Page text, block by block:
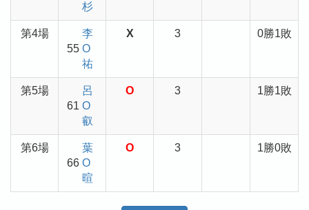
杉
第4場
55
李
O
祐
X 3 0勝1敗
第5場
61
呂
O
叡
O 3 1勝1敗
第6場
66
葉
O
暄
O 3 1勝0敗